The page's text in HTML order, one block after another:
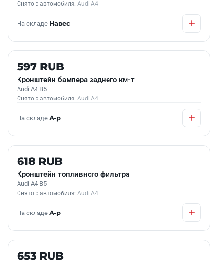
Снято с автомобиля: Audi A4
На складе Навес
Б/У В НАЛИЧИИ
597 RUB
Кронштейн бампера заднего км-т
Audi A4 B5
Снято с автомобиля: Audi A4
На складе А-р
Б/У В НАЛИЧИИ
618 RUB
Кронштейн топливного фильтра
Audi A4 B5
Снято с автомобиля: Audi A4
На складе А-р
Б/У В НАЛИЧИИ
653 RUB